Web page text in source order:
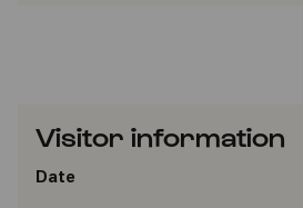
Visitor information
Date